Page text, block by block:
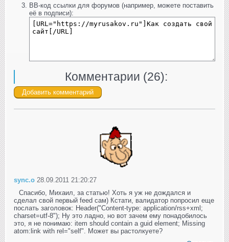
BB-код ссылки для форумов (например, можете поставить
её в подписи):
Комментарии (26):
sync.o 28.09.2011 21:20:27
Спасибо, Михаил, за статью! Хоть я уж не дождался и
сделал свой первый feed сам) Кстати, валидатор попросил еще
послать заголовок: Header("Content-type: application/rss+xml;
charset=utf-8"); Ну это ладно, но вот зачем ему понадобилось
это, я не понимаю: item should contain a guid element; Missing
atom:link with rel="self". Может вы растолкуете?